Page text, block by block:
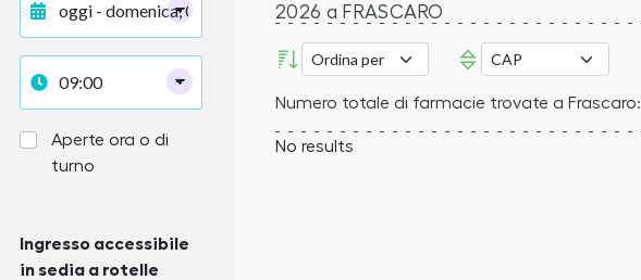
2026 a FRASCARO
Numero totale di farmacie trovate a Frascaro:
No results
Aperte ora o di
turno
Ingresso accessibile
in sedia a rotelle